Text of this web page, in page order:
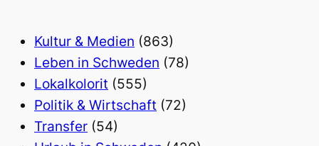
Kultur & Medien (863)
Leben in Schweden (78)
Lokalkolorit (555)
Politik & Wirtschaft (72)
Transfer (54)